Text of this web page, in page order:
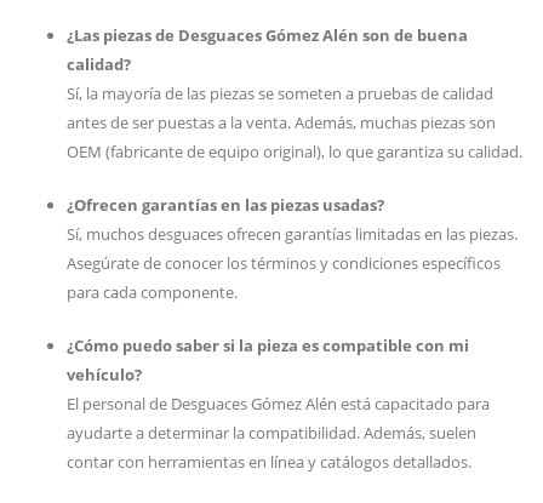
¿Las piezas de Desguaces Gómez Alén son de buena
calidad?
Sí, la mayoría de las piezas se someten a pruebas de calidad
antes de ser puestas a la venta. Además, muchas piezas son
OEM (fabricante de equipo original), lo que garantiza su calidad.
¿Ofrecen garantías en las piezas usadas?
Sí, muchos desguaces ofrecen garantías limitadas en las piezas.
Asegúrate de conocer los términos y condiciones específicos
para cada componente.
¿Cómo puedo saber si la pieza es compatible con mi
vehículo?
El personal de Desguaces Gómez Alén está capacitado para
ayudarte a determinar la compatibilidad. Además, suelen
contar con herramientas en línea y catálogos detallados.